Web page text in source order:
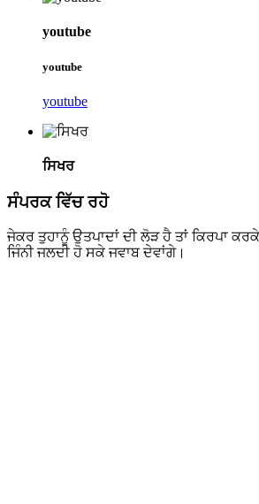
youtube
youtube
youtube
ਸਿਖਰ
ਸੰਪਰਕ ਵਿੱਚ ਰਹੋ
ਜੇਕਰ ਤੁਹਾਨੂੰ ਉਤਪਾਦਾਂ ਦੀ ਲੋੜ ਹੈ ਤਾਂ ਕਿਰਪਾ
ਜਿੰਨੀ ਜਲਦੀ ਹੋ ਸਕੇ ਜਵਾਬ ਦੇਵਾਂਗੇ।